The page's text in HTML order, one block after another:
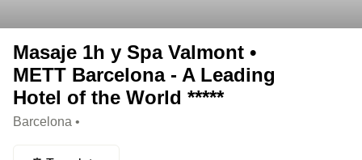
Masaje 1h y Spa Valmont •
METT Barcelona - A Leading
Hotel of the World *****
Barcelona •